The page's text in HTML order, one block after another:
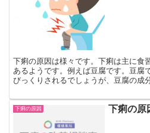
下痢の原因は様々です。下痢は主に食
あるようです。例えば豆腐です。豆腐
びっくりされるでしょうが、豆腐の成
下痢の原因 下痢の原